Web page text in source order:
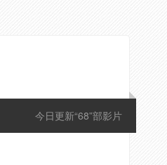
今日更新“68”部影片